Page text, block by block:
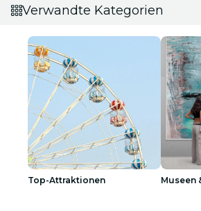
Verwandte Kategorien
Top-Attraktionen Museen